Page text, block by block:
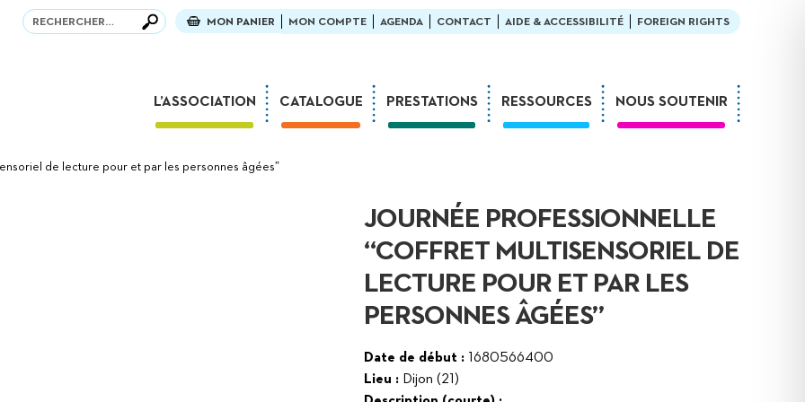
Recherche
Recherche MON PANIER MON COMPTE AGENDA CONTACT AIDE & ACCESSIBILITÉ FOREIGN RIGHTS
L’ASSOCIATION
Mission
CATALOGUE PRESTATIONS
Sur-mesure
Webinaires
RESSOURCES
LDQR au musée
LDQR en EHPAD
Projets de recherche
Réaliser soi-même
NOUS SOUTENIR
de lecture pour et par les personnes âgées”
JOURNÉE PROFESSIONNELLE
“COFFRET MULTISENSORIEL DE
LECTURE POUR ET PAR LES
PERSONNES ÂGÉES”
Date de début : 1680566400
Lieu : Dijon (21)